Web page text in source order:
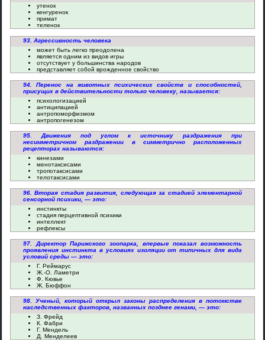
утенок
кенгуренок
примат
теленок
93. Агрессивность человека
может быть легко преодолена
является одним из видов игры
отсутствует у большинства народов
представляет собой врожденное свойство
94. Перенос на животных психических свойств и способностей,
присущих в действительности только человеку, называется:
психологизацией
антиципацией
антропоморфизмом
антропогенезом
95. Движения под углом к источнику раздражения при
несимметричном раздражении в симметрично расположенных
рецепторах называются:
кинезами
менотаксисами
тропотаксисами
телотаксисами
96. Вторая стадия развития, следующая за стадией элементарной
сенсорной психики, — это:
инстинкты
стадия перцептивной психики
интеллект
рефлексы
97. Директор Парижского зоопарка, впервые показал возможность
проявления инстинкта в условиях изоляции от типичных для вида
условий среды — это:
Г. Реймарус
Ж.-О. Ламетри
Ф. Кювье
Ж. Бюффон
98. Ученый, который открыл законы распределения в потомстве
наследственных факторов, названных позднее генами, — это:
З. Фрейд
К. Фабри
Г. Мендель
Д. Менделеев